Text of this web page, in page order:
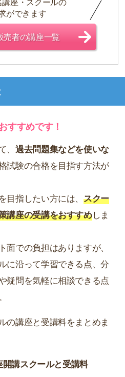
ができます
売者の講座一覧
すすめです！
過去問題集などを使いな
試験の合格を目指す方法が
目指したい方には、スクー
講座の受講をおすすめしま
での負担はありますが、
に沿って学習できる点、分
疑問を気軽に相談できる点
の講座と受講料をまとめま
開講スクールと受講料